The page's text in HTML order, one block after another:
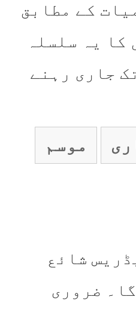
کے مطابق
کا یہ سلسلہ
تک جاری رہنے
موسم
شائع
ضروری